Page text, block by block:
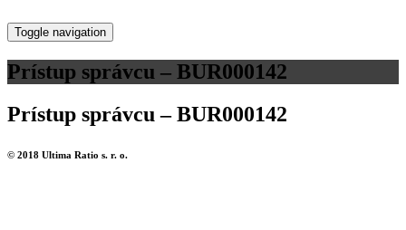
Toggle navigation
Prístup správcu – BUR000142
Prístup správcu – BUR000142
© 2018 Ultima Ratio s. r. o.